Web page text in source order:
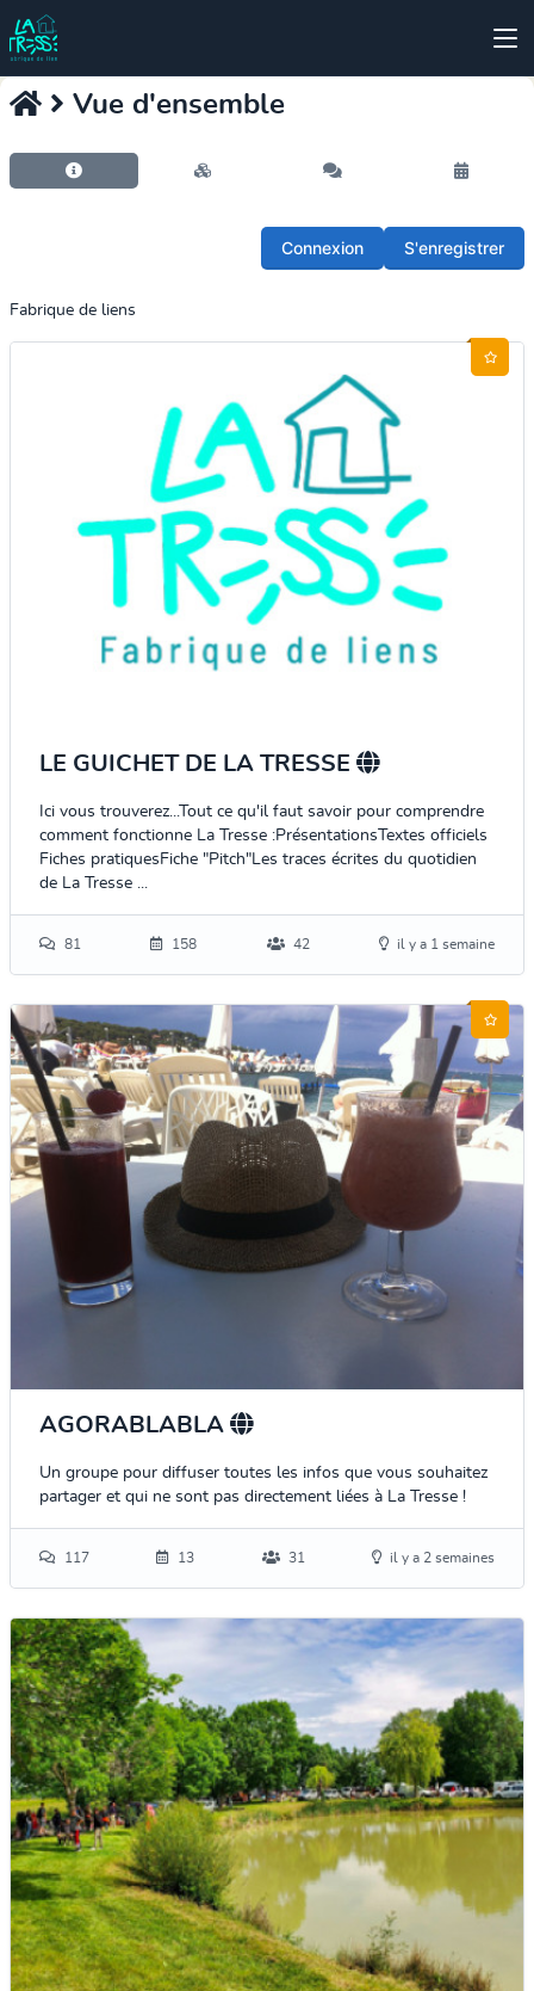
Vue d'ensemble
Connexion S'enregistrer
Fabrique de liens
LE GUICHET DE LA TRESSE
Ici vous trouverez...Tout ce qu'il faut savoir pour comprendre
comment fonctionne La Tresse :PrésentationsTextes officiels
Fiches pratiquesFiche "Pitch"Les traces écrites du quotidien
de La Tresse ...
81 158 42 il y a 1 semaine
AGORABLABLA
Un groupe pour diffuser toutes les infos que vous souhaitez
partager et qui ne sont pas directement liées à La Tresse !
117 13 31 il y a 2 semaines